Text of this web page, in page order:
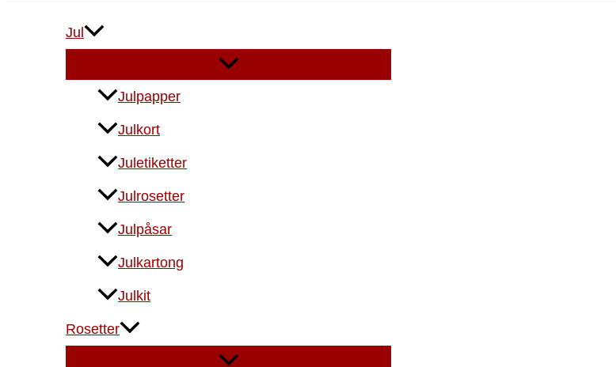
Jul
Julpapper
Julkort
Juletiketter
Julrosetter
Julpåsar
Julkartong
Julkit
Rosetter